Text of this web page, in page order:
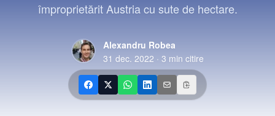
Contactîmproprietărit Austria cu sute de hectare.
Alexandru Robea
31 dec. 2022 · 3 min citire